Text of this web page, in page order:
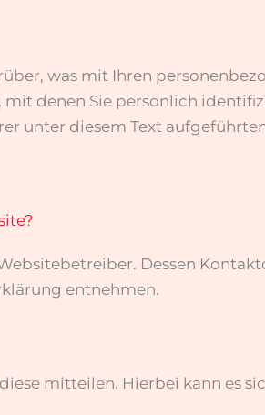
was mit Ihren
denen Sie persönlich
unter diesem Text
Dessen
entnehmen.
mitteilen. Hierbei kann es